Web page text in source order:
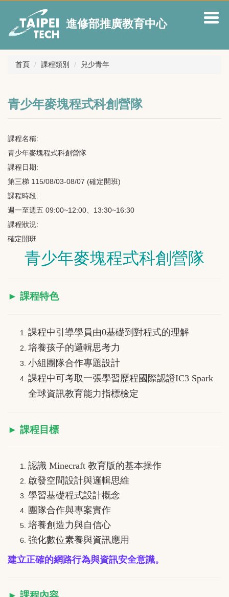
內
進修部推廣教育中心
首頁 課程類別 兒少青年
青少年麥塊程式科創營隊
課程名稱:
青少年麥塊程式科創營隊
課程日期:
第三梯 115/08/03-08/07 (確定開班)
課程時段:
週一至週五 09:00~12:00、13:30~16:30
課程狀況:
確定開班
青少年麥塊程式科創營隊
► 課程特色
課程中引導學員由0基礎到對程式的理解
培養孩子的邏輯思考力
小組團隊合作專題設計
課程中可考取一張學習歷程國際認證IC3 Spark
全球資訊教育能力指標檢定
► 課程目標
認識 Minecraft 教育版的基本操作
啟發空間設計與邏輯思維
學習基礎程式設計概念
團隊合作與專案實作
培養創造力與自信心
強化數位素養與資訊應用
建立正確的網路行為與資訊安全意識。